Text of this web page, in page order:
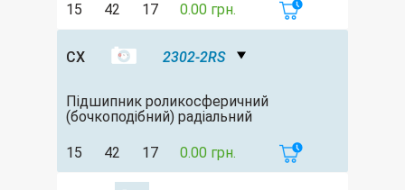
15 42 17 0.00 грн.
CX 2302-2RS
Підшипник роликосферичний
(бочкоподібний) радіальний
15 42 17 0.00 грн.